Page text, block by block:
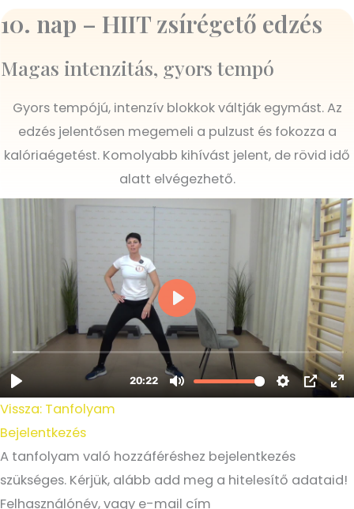
10. nap – HIIT zsírégető edzés
Magas intenzitás, gyors tempó
Gyors tempójú, intenzív blokkok váltják egymást. Az
edzés jelentősen megemeli a pulzust és fokozza a
kalóriaégetést. Komolyabb kihívást jelent, de rövid idő
alatt elvégezhető.
Vissza: Tanfolyam
Bejelentkezés
A tanfolyam való hozzáféréshez bejelentkezés
szükséges. Kérjük, alább add meg a hitelesítő adataid!
Felhasználónév, vagy e-mail cím